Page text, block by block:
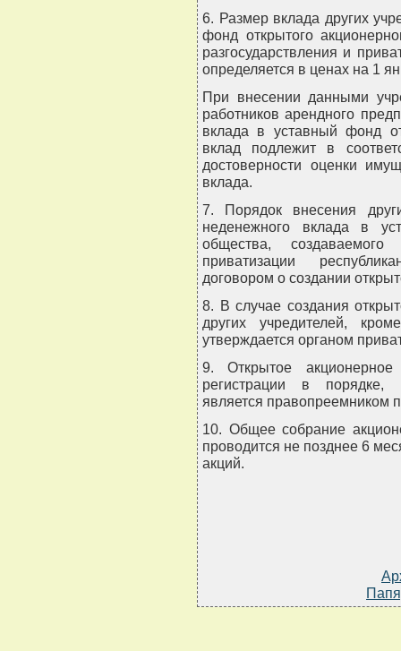
6. Размер вклада других
фонд открытого
разгосударствления и
определяется в ценах на 1
При внесении данными
работников арендного
вклада в уставный фонд
вклад подлежит в
достоверности оценки
вклада.
7. Порядок внесения
неденежного вклада в
общества,
приватизации
договором о создании
8. В случае создания
других учредителей,
утверждается органом
9. Открытое акционерное
регистрации в порядке,
является правопреемником
10. Общее собрание
проводится не позднее 6
акций.